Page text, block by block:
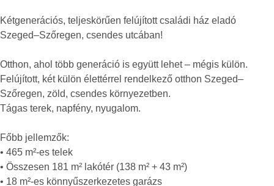
Kétgenerációs, teljeskörűen felújított családi ház eladó
Szeged–Szőregen, csendes utcában!
Otthon, ahol több generáció is együtt lehet – mégis külön.
Felújított, két külön élettérrel rendelkező otthon Szeged–
Szőregen, zöld, csendes környezetben.
Tágas terek, napfény, nyugalom.
Főbb jellemzők:
• 465 m²-es telek
• Összesen 181 m² lakótér (138 m² + 43 m²)
• 18 m²-es könnyűszerkezetes garázs